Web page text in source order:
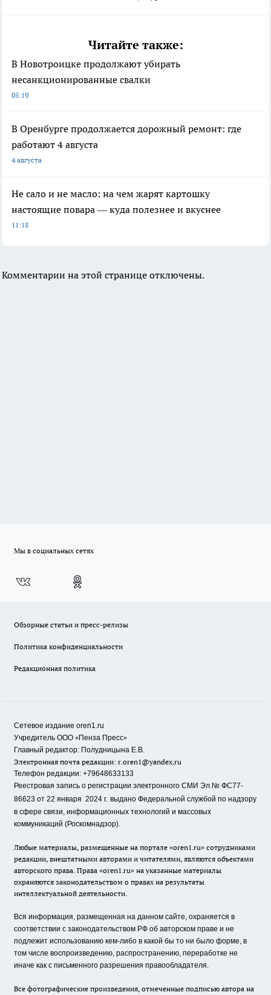
Читайте также:
В Новотроицке продолжают убирать
несанкционированные свалки
05:19
В Оренбурге продолжается дорожный ремонт: где
работают 4 августа
4 августа
Не сало и не масло: на чем жарят картошку
настоящие повара — куда полезнее и вкуснее
11:18
Комментарии на этой странице отключены.
Мы в социальных сетях
Обзорные статьи и пресс-релизы
Политика конфиденциальности
Редакционная политика
Сетевое издание oren1.ru
Учредитель ООО «Пенза Пресс»
Главный редактор: Полудницына Е.В.
Электронная почта редакции: r.oren1@yandex.ru
Телефон редакции: +79648633133
Реестровая запись о регистрации электронного СМИ Эл.№ ФС77-
86623 от 22 января 2024 г. выдано Федеральной службой по надзору
в сфере связи, информационных технологий и массовых
коммуникаций (Роскомнадзор).
Любые материалы, размещенные на портале «oren1.ru» сотрудниками
редакции, внештатными авторами и читателями, являются объектами
авторского права. Права «oren1.ru» на указанные материалы
охраняются законодательством о правах на результаты
интеллектуальной деятельности.
Вся информация, размещенная на данном сайте, охраняется в
соответствии с законодательством РФ об авторском праве и не
подлежит использованию кем-либо в какой бы то ни было форме, в
том числе воспроизведению, распространению, переработке не
иначе как с письменного разрешения правообладателя.
Все фотографические произведения, отмеченные подписью автора на